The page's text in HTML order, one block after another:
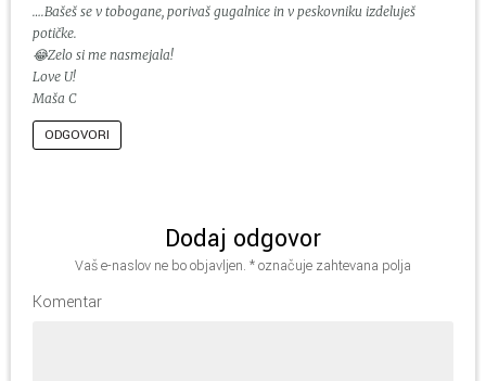
….Bašeš se v tobogane, porivaš gugalnice in v peskovniku izdeluješ
potičke.
😂Zelo si me nasmejala!
Love U!
Maša C
ODGOVORI
Dodaj odgovor
Vaš e-naslov ne bo objavljen. *označuje zahtevana polja
Komentar